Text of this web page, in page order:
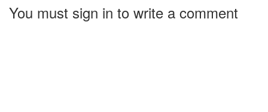
You must sign in to write a comment